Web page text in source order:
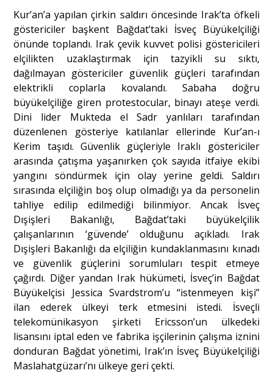
Sağlık
Kur’an’a yapılan çirkin saldırı öncesinde Irak’ta öfkeli
göstericiler başkent Bağdat’taki İsveç Büyükelçiliği
önünde toplandı. Irak çevik kuvvet polisi göstericileri
elçilikten uzaklaştırmak için tazyikli su sıktı,
dağılmayan göstericiler güvenlik güçleri tarafından
elektrikli coplarla kovalandı. Sabaha doğru
büyükelçiliğe giren protestocular, binayı ateşe verdi.
Dini lider Mukteda el Sadr yanlıları tarafından
düzenlenen gösteriye katılanlar ellerinde Kur’an-ı
Kerim taşıdı. Güvenlik güçleriyle Iraklı göstericiler
arasında çatışma yaşanırken çok sayıda itfaiye ekibi
yangını söndürmek için olay yerine geldi. Saldırı
sırasında elçiliğin boş olup olmadığı ya da personelin
tahliye edilip edilmediği bilinmiyor. Ancak İsveç
Dışişleri Bakanlığı, Bağdat’taki büyükelçilik
çalışanlarının ‘güvende’ olduğunu açıkladı. Irak
Dışişleri Bakanlığı da elçiliğin kundaklanmasını kınadı
ve güvenlik güçlerini sorumluları tespit etmeye
çağırdı. Diğer yandan Irak hükümeti, İsveç’in Bağdat
Büyükelçisi Jessica Svardstrom’u “istenmeyen kişi”
ilan ederek ülkeyi terk etmesini istedi. İsveçli
telekomünikasyon şirketi Ericsson’un ülkedeki
lisansını iptal eden ve fabrika işçilerinin çalışma iznini
donduran Bağdat yönetimi, Irak’ın İsveç Büyükelçiliği
Maslahatgüzarı’nı ülkeye geri çekti.